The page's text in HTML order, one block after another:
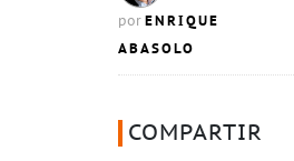
por ENRIQUE
ABASOLO
COMPARTIR